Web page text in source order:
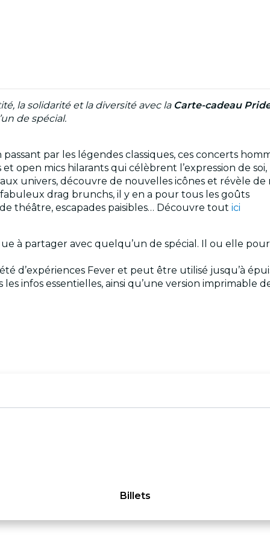
la solidarité et la diversité avec la Carte-cadeau
de spécial.
par les légendes classiques, ces concerts
open mics hilarants qui célèbrent l’expression de
univers, découvre de nouvelles icônes et révèle de
drag brunchs, il y en a pour tous les goûts
théâtre, escapades paisibles… Découvre tout ici
à partager avec quelqu’un de spécial. Il ou elle
d’expériences Fever et peut être utilisé jusqu’à
infos essentielles, ainsi qu’une version imprimable
Billets